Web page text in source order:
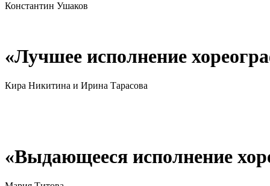
Константин Ушаков
«Лучшее исполнение
Кира Никитина и Ирина Тарасова
«Выдающееся исполнение